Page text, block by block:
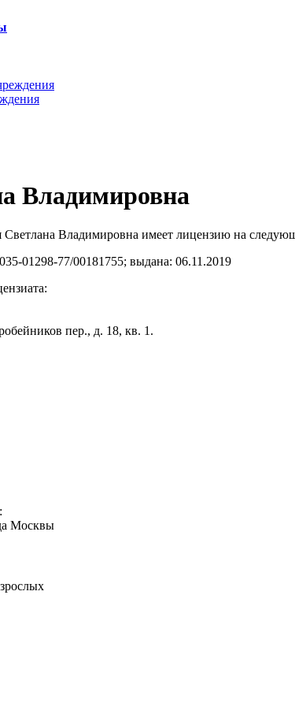
Владимировна
Владимировна имеет лицензию на
01298-77/00181755; выдана: 06.11.2019
пер., д. 18, кв. 1.
Москвы